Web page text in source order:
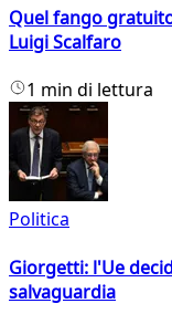
Quel fango
Luigi Scalfaro
1 min di lettura
Politica
Giorgetti: l'Ue
salvaguardia